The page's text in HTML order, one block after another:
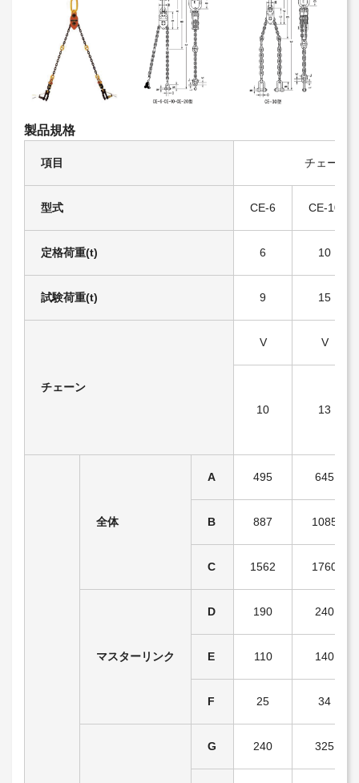
製品規格
項目 チェーン
型式 CE-6 CE-10
定格荷重(t) 6 10
試験荷重(t) 9 15
チェーン
V V
10 13
全体
A 495 645
B 887 1085
C 1562 1760
マスターリンク
D 190 240
E 110 140
F 25 34
G 240 325